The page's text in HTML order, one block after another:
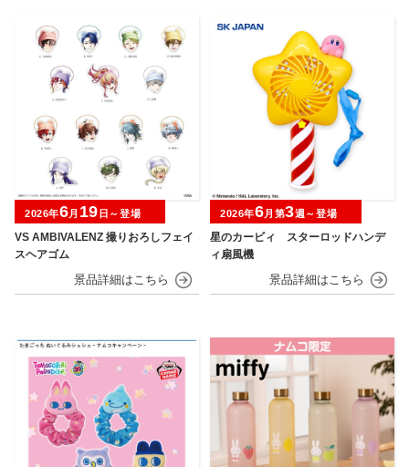
VS AMBIVALENZ 撮りおろしフェイ
スヘアゴム
2026年6月 19 日～登場
星のカービィ スターロッドハンデ
ィ扇風機
2026年6月第3週～登場